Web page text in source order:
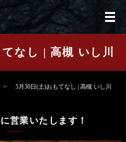
メ
なし | 高槻 いし川
5月30日(土)おもてなし | 高槻 いし川
営業いたします！